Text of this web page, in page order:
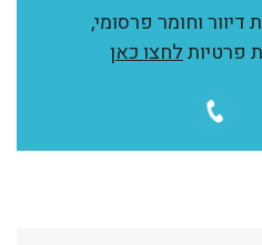
וחומר פרסומי,
פרטיותלחצו כאן